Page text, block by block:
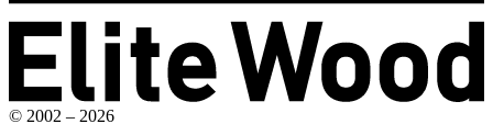
© 2002 – 2026